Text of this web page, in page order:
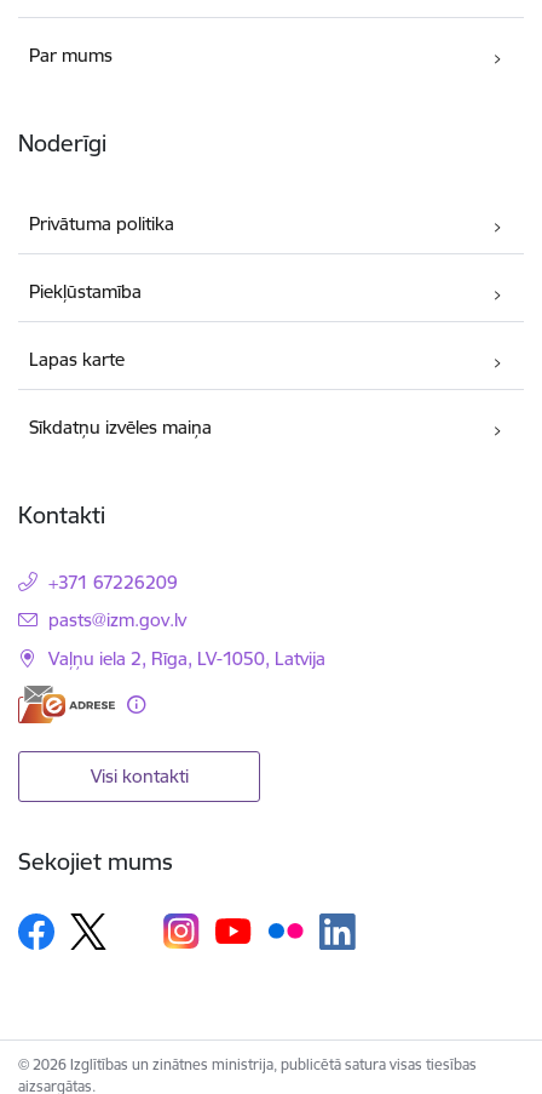
Par mums
Noderīgi
Privātuma politika
Piekļūstamība
Lapas karte
Sīkdatņu izvēles maiņa
Kontakti
+371 67226209
E-pasts:
pasts@izm.gov.lv
Vaļņu iela 2, Rīga, LV-1050, Latvija
Visi kontakti
Sekojiet mums
© 2026 Izglītības un zinātnes ministrija, publicētā satura visas tiesības
aizsargātas.